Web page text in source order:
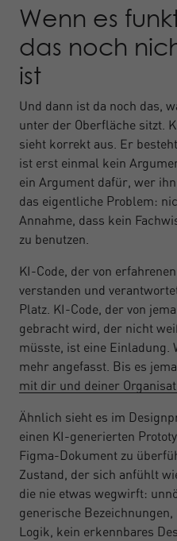
Wenn es
das noch
ist
Und dann ist da noch das,
unter der Oberfläche sitzt.
sieht korrekt aus. Er
ist erst einmal kein
ein Argument dafür, wer
das eigentliche Problem:
Annahme, dass kein
zu benutzen.
KI-Code, der von
verstanden und
Platz. KI-Code, der von
gebracht wird, der nicht
müsste, ist eine
mehr angefasst. Bis es
mit dir und deiner
Ähnlich sieht es im
einen KI-generierten
Figma-Dokument zu
Zustand, der sich anfühlt
die nie etwas wegwirft:
generische
Logik, kein erkennbares